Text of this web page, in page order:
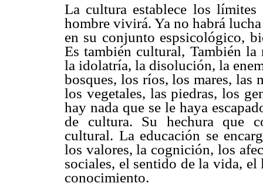
La cultura establece los
hombre vivirá. Ya no habrá
en su conjunto espsicológico,
Es también cultural, También la
la idolatría, la disolución, la
bosques, los ríos, los mares, las
los vegetales, las piedras, los
hay nada que se le haya
de cultura. Su hechura que
cultural. La educación se
los valores, la cognición, los
sociales, el sentido de la vida,
conocimiento.